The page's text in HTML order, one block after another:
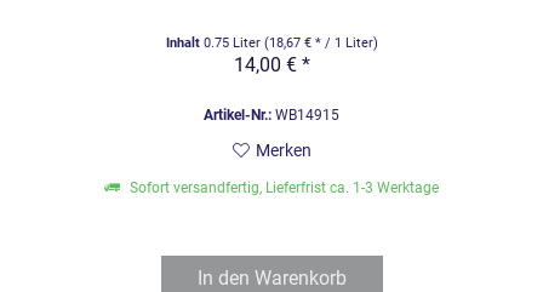
Inhalt 0.75 Liter (18,67 € * / 1 Liter)
14,00 € *
Artikel-Nr.: WB14915
Merken
Sofort versandfertig, Lieferfrist ca. 1-3 Werktage
In den Warenkorb